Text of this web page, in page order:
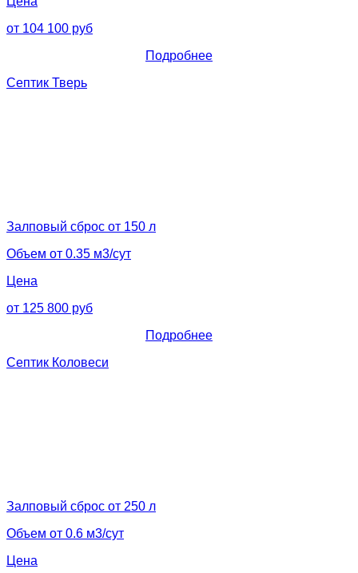
от 104 100 руб
Подробнее
Септик Тверь
Залповый сброс от 150 л
Объем от 0.35 м3/сут
Цена
от 125 800 руб
Подробнее
Септик Коловеси
Залповый сброс от 250 л
Объем от 0.6 м3/сут
Цена